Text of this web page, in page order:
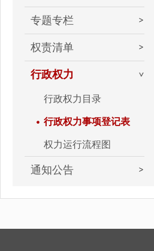
专题专栏
权责清单
行政权力
行政权力目录
行政权力事项登记表
权力运行流程图
通知公告